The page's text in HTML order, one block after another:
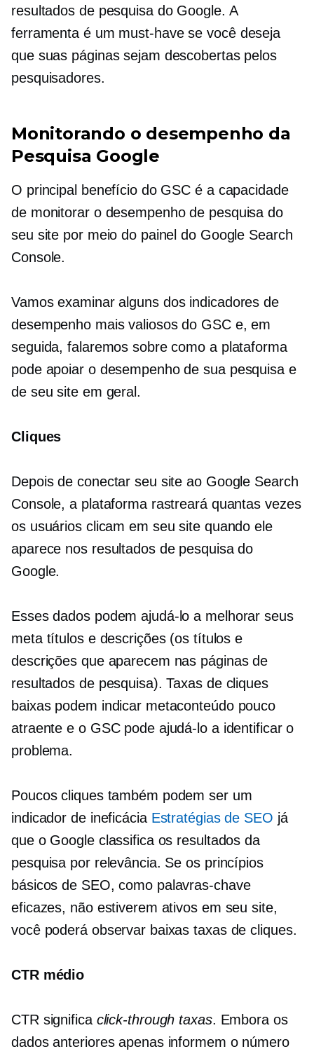
resultados de pesquisa do Google. A
ferramenta é um must-havese você deseja
que suas páginas sejam descobertas pelos
pesquisadores.
Monitorando o desempenho da
Pesquisa Google
O principal benefício do GSC é a capacidade
de monitorar o desempenho de pesquisa do
seu site por meio do painel do Google Search
Console.
Vamos examinar alguns dos indicadores de
desempenho mais valiosos do GSC e, em
seguida, falaremos sobre como a plataforma
pode apoiar o desempenho de sua pesquisa e
de seu site em geral.
Cliques
Depois de conectar seu site ao Google Search
Console, a plataforma rastreará quantas vezes
os usuários clicam em seu site quando ele
aparece nos resultados de pesquisa do
Google.
Esses dados podem ajudá-lo a melhorar seus
meta títulos e descrições (os títulos e
descrições que aparecem nas páginas de
resultados de pesquisa). Taxas de cliques
baixas podem indicar metaconteúdo pouco
atraente e o GSC pode ajudá-lo a identificar o
problema.
Poucos cliques também podem ser um
indicador de ineficácia Estratégias de SEO já
que o Google classifica os resultados da
pesquisa por relevância. Se os princípios
básicos de SEO, como palavras-chave
eficazes, não estiverem ativos em seu site,
você poderá observar baixas taxas de cliques.
CTR médio
CTR significa click-through taxas. Embora os
dados anteriores apenas informem o número